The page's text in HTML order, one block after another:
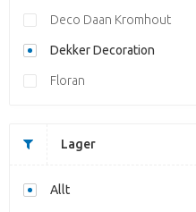
Deco Daan Kromhout
Dekker Decoration
Floran
Lager
Allt